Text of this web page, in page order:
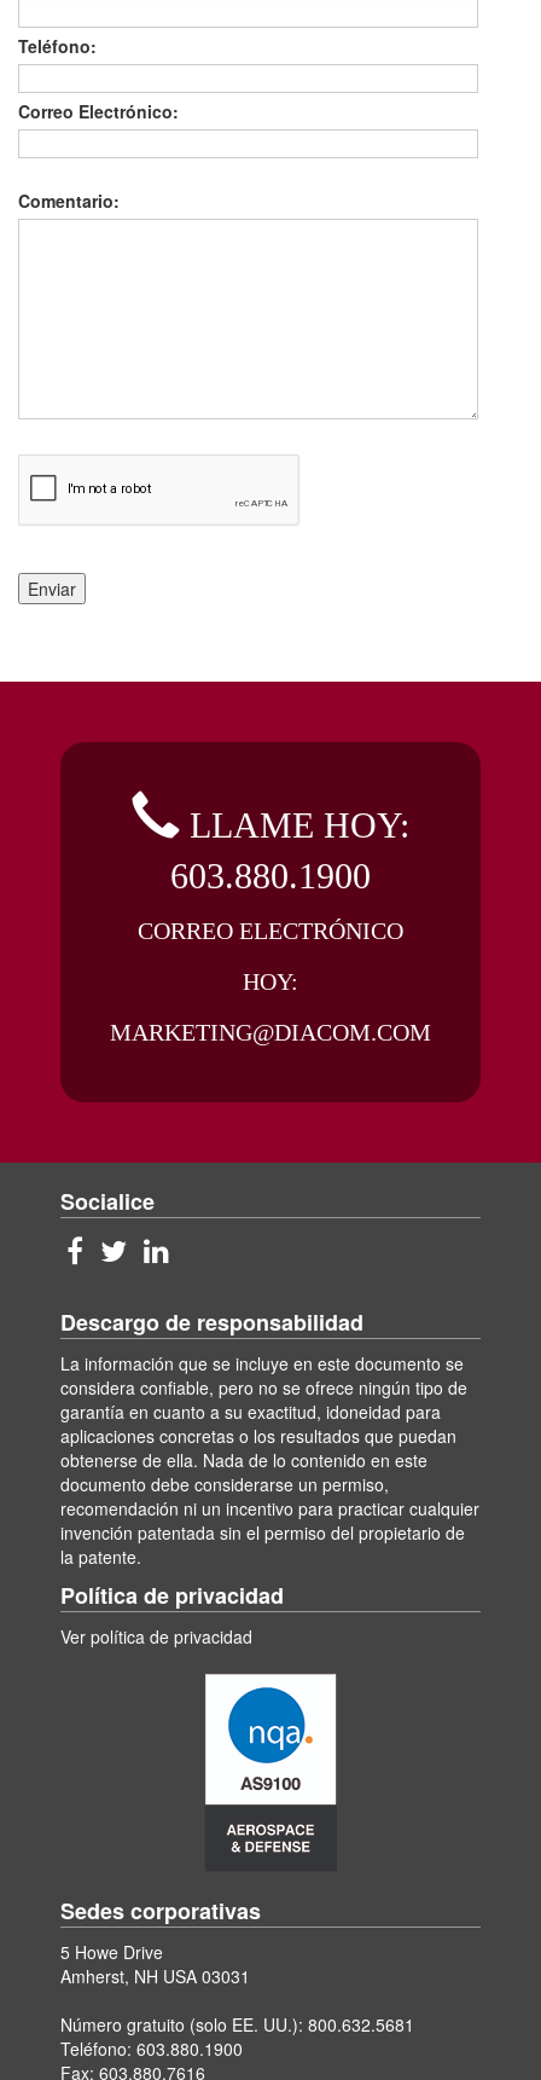
Teléfono:
Correo Electrónico:
Comentario:
LLAME HOY:
603.880.1900
CORREO ELECTRÓNICO
HOY:
MARKETING@DIACOM.COM
Socialice
Descargo de responsabilidad
La información que se incluye en este documento se
considera confiable, pero no se ofrece ningún tipo de
garantía en cuanto a su exactitud, idoneidad para
aplicaciones concretas o los resultados que puedan
obtenerse de ella. Nada de lo contenido en este
documento debe considerarse un permiso,
recomendación ni un incentivo para practicar cualquier
invención patentada sin el permiso del propietario de
la patente.
Política de privacidad
Ver política de privacidad
Sedes corporativas
5 Howe Drive
Amherst, NH USA 03031
Número gratuito (solo EE. UU.): 800.632.5681
Teléfono: 603.880.1900
Fax: 603.880.7616